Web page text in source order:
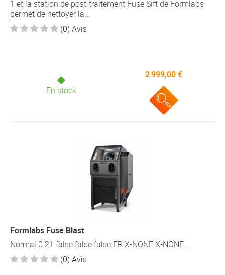
1 et la station de post-traitement Fuse Sift de Formlabs
permet de nettoyer la...
(0) Avis
En stock
2 999,00 €
Formlabs Fuse Blast
Normal 0 21 false false false FR X-NONE X-NONE...
(0) Avis